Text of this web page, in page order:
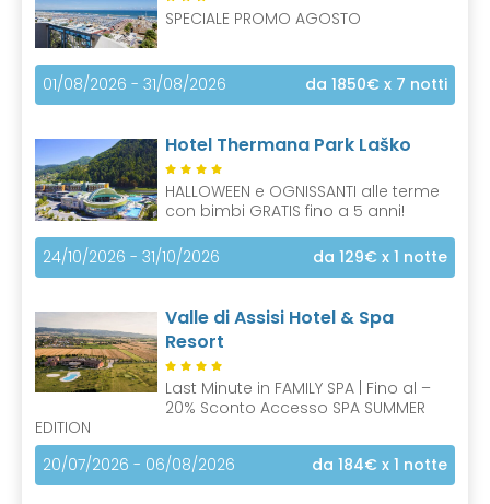
SPECIALE PROMO AGOSTO
01/08/2026 - 31/08/2026 da 1850€ x 7 notti
Hotel Thermana Park Laško
HALLOWEEN e OGNISSANTI alle terme
con bimbi GRATIS fino a 5 anni!
24/10/2026 - 31/10/2026 da 129€ x 1 notte
Valle di Assisi Hotel & Spa
Resort
Last Minute in FAMILY SPA | Fino al –
20% Sconto Accesso SPA SUMMER
EDITION
20/07/2026 - 06/08/2026
da 184€ x 1 notte